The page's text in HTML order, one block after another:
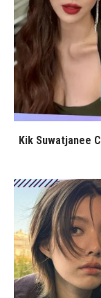
Kik Suwatjanee